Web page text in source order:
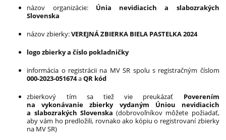
názov organizácie: Únia nevidiacich a slabozrakých
Slovenska
názov zbierky:VEREJNÁ ZBIERKA BIELA PASTELKA 2024
logo zbierky a číslo pokladničky
informácia o registrácii na MV SR spolu s registračným číslom
000-2023-051674aQR kód
zbierkový tím sa tiež vie preukázať Poverením
na vykonávanie zbierky vydaným Úniou nevidiacich
a slabozrakých Slovenska(dobrovoľníkov môžete požiadať,
aby vám ho predložili, rovnako ako kópiu o registrovaní zbierky
na MV SR)